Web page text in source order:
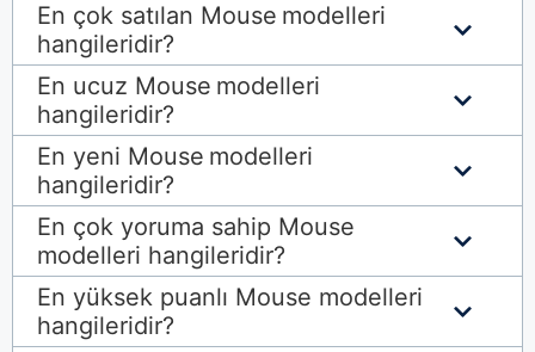
En çok satılan Mouse modelleri
hangileridir?
En ucuz Mouse modelleri
hangileridir?
En yeni Mouse modelleri
hangileridir?
En çok yoruma sahip Mouse
modelleri hangileridir?
En yüksek puanlı Mouse modelleri
hangileridir?